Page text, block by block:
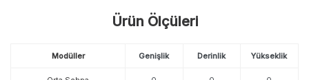
Ürün Ölçüleri
Modüller Genişlik Derinlik Yükseklik